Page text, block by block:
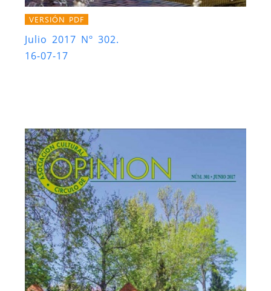
VERSIÓN PDF
Julio 2017 Nº 302.
16-07-17